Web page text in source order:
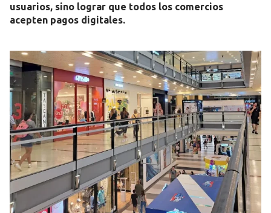
usuarios, sino lograr que todos los comercios
acepten pagos digitales.